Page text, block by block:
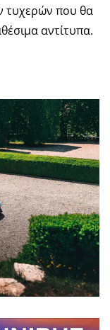
τυχερών που θα
αντίτυπα.